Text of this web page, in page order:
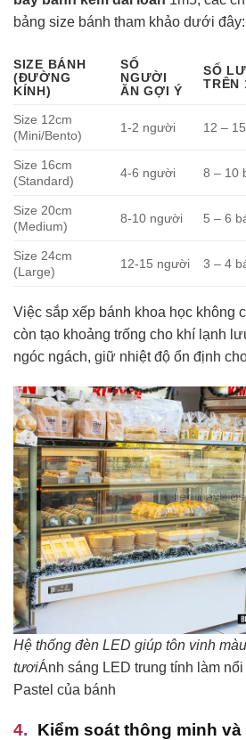
bảng size bánh tham khảo dưới đây:
SIZE BÁNH
(ĐƯỜNG
KÍNH)
SỐ
NGƯỜI
ĂN GỢI Ý
SỐ
TRÊN
Size 12cm
(Mini/Bento)
1-2 người 12 –
Size 16cm
(Standard)
4-6 người 8 – 10
Size 20cm
(Medium)
8-10 người 5 – 6
Size 24cm
(Large)
12-15 người 3 – 4
Việc sắp xếp bánh khoa học không
còn tạo khoảng trống cho khí lạnh
ngóc ngách, giữ nhiệt độ ổn định
Hệ thống đèn LED giúp tôn vinh
tươiÁnh sáng LED trung tính làm
Pastel của bánh
Kiểm soát thông minh và